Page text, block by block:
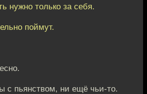
нужно только за себя.
поймут.
с пьянством, ни ещё чьи-то.